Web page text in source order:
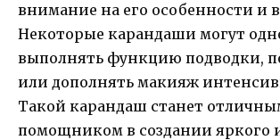
внимание на его особенности и
Некоторые карандаши могут
выполнять функцию подводки,
или дополнять макияж
Такой карандаш станет
помощником в создании яркого